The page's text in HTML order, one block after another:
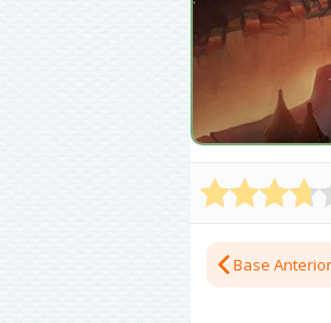
Base Anterior